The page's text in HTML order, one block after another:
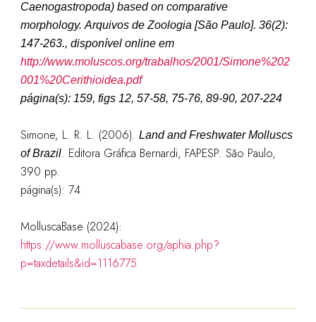
Caenogastropoda) based on comparative
morphology. Arquivos de Zoologia [São Paulo]. 36(2):
147-263., disponível online em
http://www.moluscos.org/trabalhos/2001/Simone%202
001%20Cerithioidea.pdf
página(s): 159, figs 12, 57-58, 75-76, 89-90, 207-224
Simone, L. R. L. (2006). Land and Freshwater Molluscs
of Brazil. Editora Gráfica Bernardi, FAPESP. São Paulo,
390 pp.
página(s): 74
MolluscaBase (2024):
https://www.molluscabase.org/aphia.php?
p=taxdetails&id=1116775